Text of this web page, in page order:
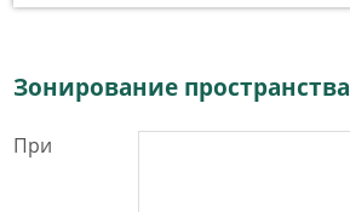
Зонирование пространства
При